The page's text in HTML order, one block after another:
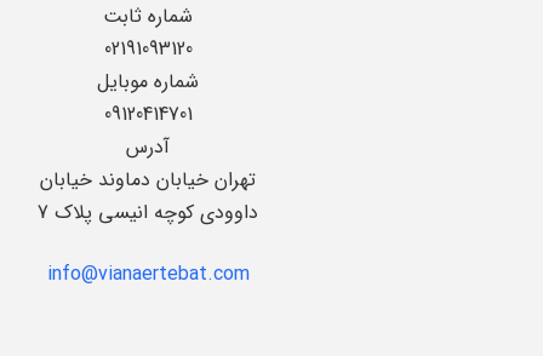
شماره ثابت
02191093120
شماره موبایل
09120414701
آدرس
تهران خیابان دماوند خیابان
داوودی کوچه انیسی پلاک 7
info@vianaertebat.com